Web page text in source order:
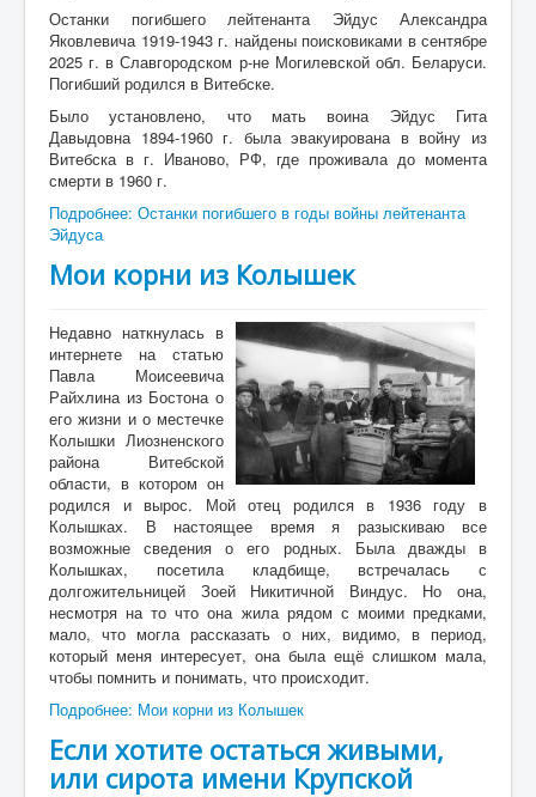
Останки погибшего лейтенанта Эйдус Александра
Яковлевича 1919-1943 г. найдены поисковиками в сентябре
2025 г. в Славгородском р-не Могилевской обл. Беларуси.
Погибший родился в Витебске.
Было установлено, что мать воина Эйдус Гита
Давыдовна 1894-1960 г. была эвакуирована в войну из
Витебска в г. Иваново, РФ, где проживала до момента
смерти в 1960 г.
Подробнее: Останки погибшего в годы войны лейтенанта
Эйдуса
Мои корни из Колышек
Недавно наткнулась в
интернете на статью
Павла Моисеевича
Райхлина из Бостона о
его жизни и о местечке
Колышки Лиозненского
района Витебской
области, в котором он
родился и вырос. Мой отец родился в 1936 году в
Колышках. В настоящее время я разыскиваю все
возможные сведения о его родных. Была дважды в
Колышках, посетила кладбище, встречалась с
долгожительницей Зоей Никитичной Виндус. Но она,
несмотря на то что она жила рядом с моими предками,
мало, что могла рассказать о них, видимо, в период,
который меня интересует, она была ещё слишком мала,
чтобы помнить и понимать, что происходит.
Подробнее: Мои корни из Колышек
Если хотите остаться живыми,
или сирота имени Крупской